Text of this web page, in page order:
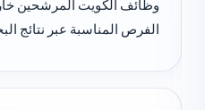
وظائف الكويت المرشحين خارج
الفرص المناسبة عبر نتائج البحث.